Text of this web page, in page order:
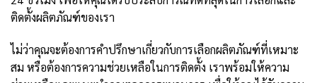
ติดตั้งผลิตภัณฑ์ของเรา
ไม่ว่าคุณจะต้องการคำปรึกษาเกี่ยวกับการเลือกผลิตภัณฑ์ที่เหมาะ
สม หรือต้องการความช่วยเหลือในการติดตั้ง เราพร้อมให้ความ